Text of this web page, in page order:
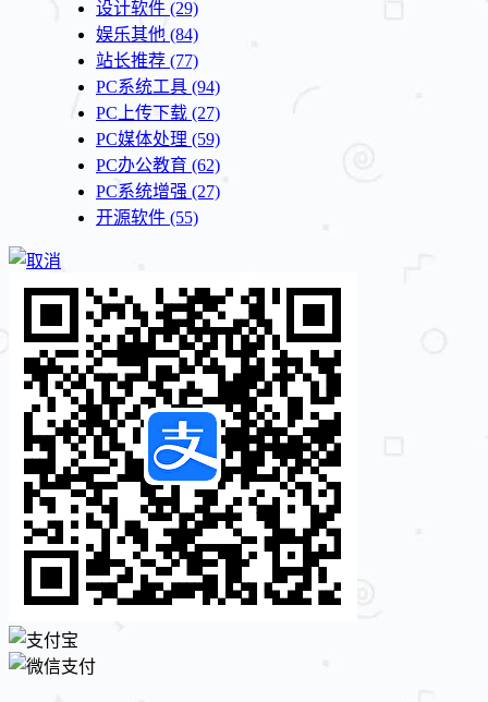
设计软件 (29)
娱乐其他 (84)
站长推荐 (77)
PC系统工具 (94)
PC上传下载 (27)
PC媒体处理 (59)
PC办公教育 (62)
PC系统增强 (27)
开源软件 (55)